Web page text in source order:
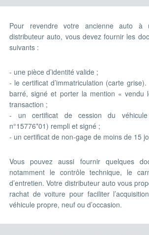
Pour revendre votre ancienne auto
distributeur auto, vous devez fournir les
suivants :
- une pièce d’identité valide ;
- le certificat d’immatriculation (carte
barré, signé et porter la mention «
transaction ;
- un certificat de cession du véhicule
n°15776*01) rempli et signé ;
- un certificat de non-gage de moins de 15
Vous pouvez aussi fournir quelques
notamment le contrôle technique, le
d’entretien. Votre distributeur auto vous
rachat de voiture pour faciliter
véhicule propre, neuf ou d’occasion.